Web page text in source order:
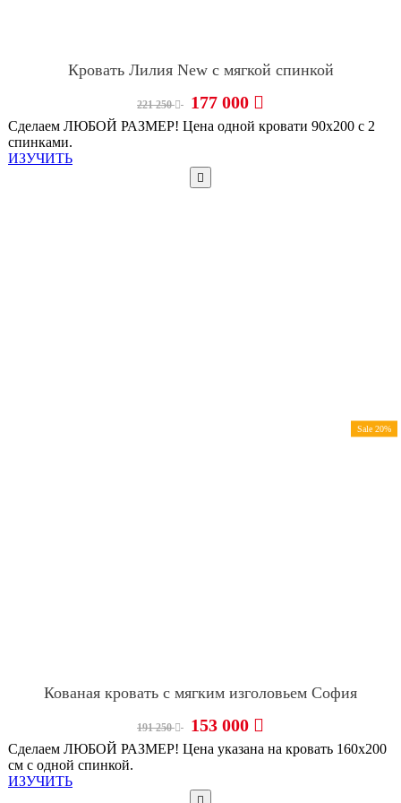
Кровать Лилия New с мягкой спинкой
221 250 177 000
Сделаем ЛЮБОЙ РАЗМЕР! Цена одной кровати 90х200 с 2
спинками.
ИЗУЧИТЬ
Sale 20%
Кованая кровать с мягким изголовьем София
191 250 153 000
Сделаем ЛЮБОЙ РАЗМЕР! Цена указана на кровать 160х200
см с одной спинкой.
ИЗУЧИТЬ